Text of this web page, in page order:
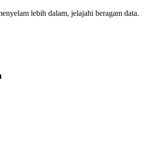
lebih dalam, jelajahi beragam data.